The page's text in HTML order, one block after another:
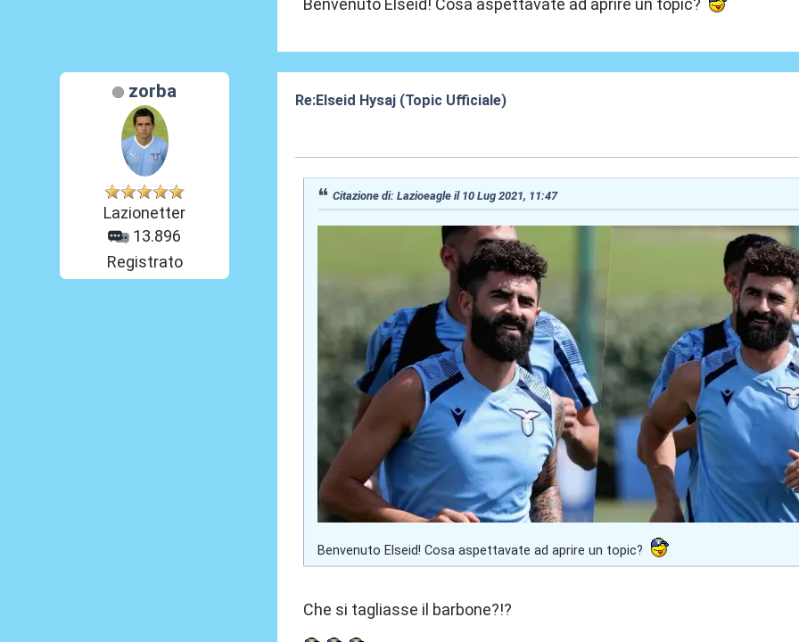
Benvenuto Elseid! Cosa aspettavate ad aprire un topic?
zorba
Lazionetter
13.896
Registrato
Re:Elseid Hysaj (Topic Ufficiale)
Citazione di: Lazioeagle il 10 Lug 2021, 11:47
Benvenuto Elseid! Cosa aspettavate ad aprire un topic?
Che si tagliasse il barbone?!?